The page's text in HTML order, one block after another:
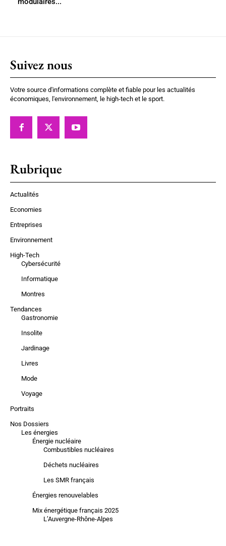
Suivez nous
Votre source d'informations complète et fiable pour les actualités
économiques, l'environnement, le high-tech et le sport.
Rubrique
Actualités
Economies
Entreprises
Environnement
High-Tech
Cybersécurité
Informatique
Montres
Tendances
Gastronomie
Insolite
Jardinage
Livres
Mode
Voyage
Portraits
Nos Dossiers
Les énergies
Énergie nucléaire
Combustibles nucléaires
Déchets nucléaires
Les SMR français
Énergies renouvelables
Mix énergétique français 2025
L’Auvergne-Rhône-Alpes